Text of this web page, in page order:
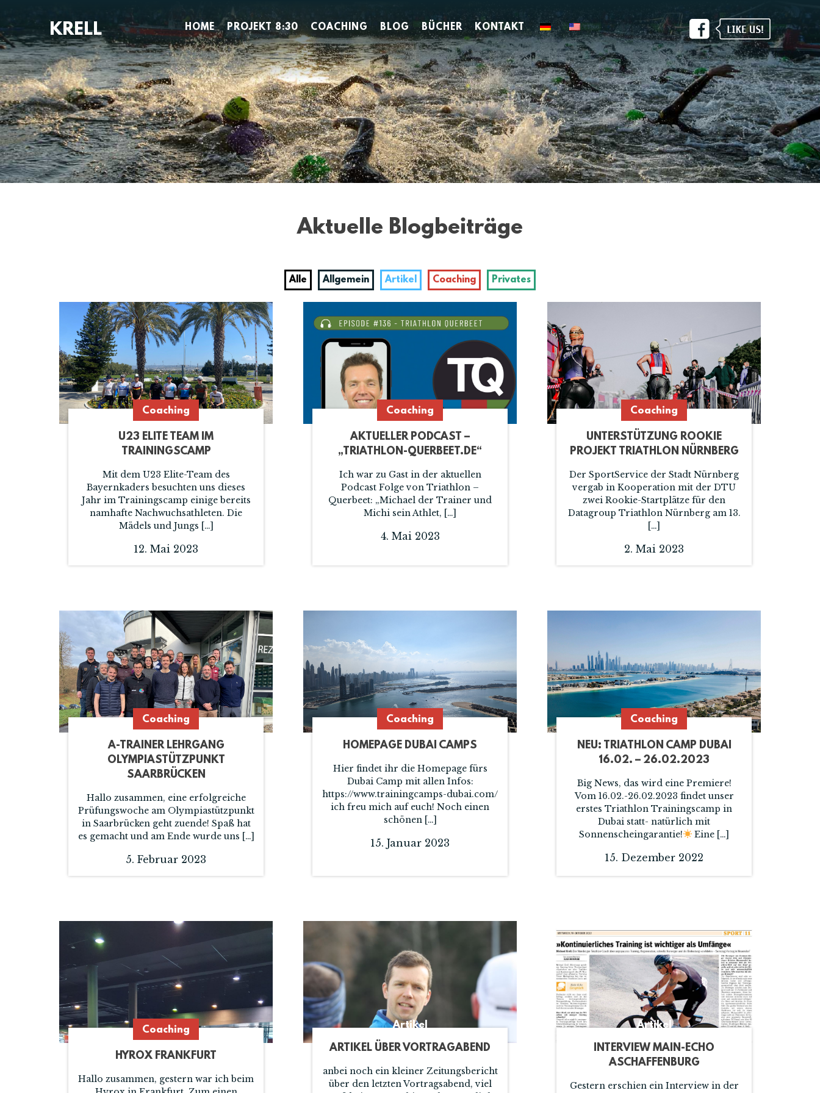
Inhalt
springen
HOME PROJEKT 8:30 COACHING BLOG BÜCHER KONTAKT
Aktuelle Blogbeiträge
Alle Allgemein Artikel Coaching Privates
Coaching
U23 ELITE TEAM IM
TRAININGSCAMP
Mit dem U23 Elite-Team des
Bayernkaders besuchten uns dieses
Jahr im Trainingscamp einige bereits
namhafte Nachwuchsathleten. Die
Mädels und Jungs […]
12. Mai 2023
Coaching
AKTUELLER PODCAST –
„TRIATHLON-QUERBEET.DE“
Ich war zu Gast in der aktuellen
Podcast Folge von Triathlon –
Querbeet: „Michael der Trainer und
Michi sein Athlet, […]
4. Mai 2023
Coaching
UNTERSTÜTZUNG ROOKIE
PROJEKT TRIATHLON NÜRNBERG
Der SportService der Stadt Nürnberg
vergab in Kooperation mit der DTU
zwei Rookie-Startplätze für den
Datagroup Triathlon Nürnberg am 13.
[…]
2. Mai 2023
Coaching
A-TRAINER LEHRGANG
OLYMPIASTÜTZPUNKT
SAARBRÜCKEN
Hallo zusammen, eine erfolgreiche
Prüfungswoche am Olympiastützpunkt
in Saarbrücken geht zuende! Spaß hat
es gemacht und am Ende wurde uns […]
5. Februar 2023
Coaching
HOMEPAGE DUBAI CAMPS
Hier findet ihr die Homepage fürs
Dubai Camp mit allen Infos:
https://www.trainingcamps-dubai.com/
ich freu mich auf euch! Noch einen
schönen […]
15. Januar 2023
Coaching
NEU: TRIATHLON CAMP DUBAI
16.02. – 26.02.2023
Big News, das wird eine Premiere!
Vom 16.02.-26.02.2023 findet unser
erstes Triathlon Trainingscamp in
Dubai statt- natürlich mit
Sonnenscheingarantie!
Eine […]
15. Dezember 2022
Coaching
HYROX FRANKFURT
Hallo zusammen, gestern war ich beim
Artikel
ARTIKEL ÜBER VORTRAGABEND
anbei noch ein kleiner Zeitungsbericht
über den letzten Vortragsabend, viel
Artikel
INTERVIEW MAIN-ECHO
ASCHAFFENBURG
Gestern erschien ein Interview in der